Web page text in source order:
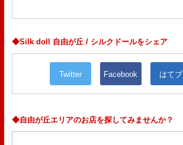
◆Silk doll 自由が丘 / シルクドールをシェア
Twitter Facebook はてブ
◆自由が丘エリアのお店を探してみませんか？